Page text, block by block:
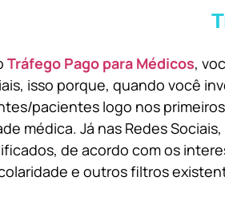
Tráfego Pago para Médicos,
isso porque, quando você
pacientes logo nos
médica. Já nas Redes
de acordo com os
e outros filtros